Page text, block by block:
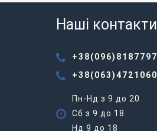
Наші контакти
+38(096)8187797
+38(063)4721060
Пн-Нд з 9 до 20
Сб з 9 до 18
Нд 9 до 18